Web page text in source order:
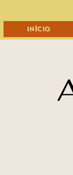
Início